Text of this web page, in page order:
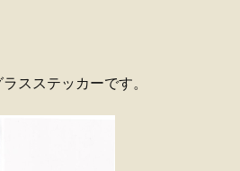
スステッカーです。